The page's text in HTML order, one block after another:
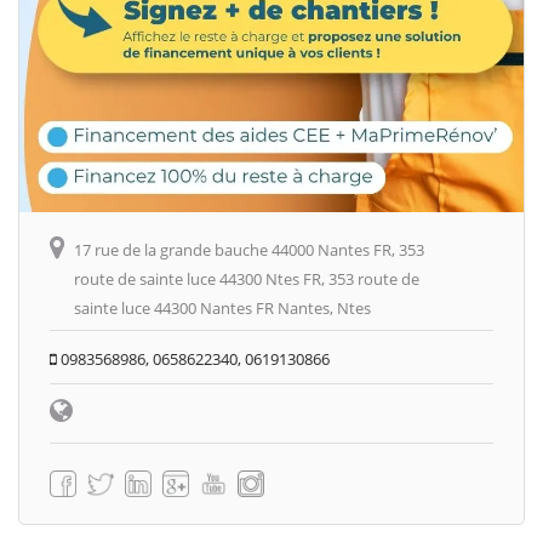
17 rue de la grande bauche 44000 Nantes FR, 353
route de sainte luce 44300 Ntes FR, 353 route de
sainte luce 44300 Nantes FR Nantes, Ntes
0983568986, 0658622340, 0619130866